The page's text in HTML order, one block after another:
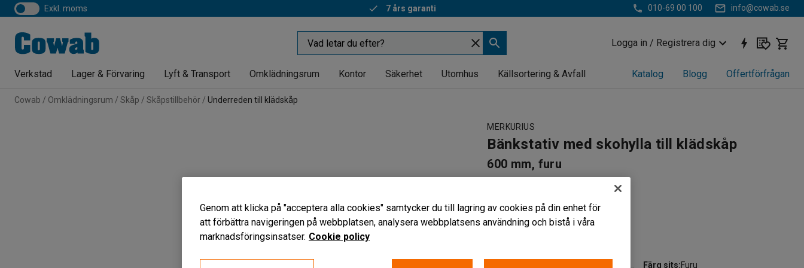
exkl. moms 7 års garanti 010-69 00 100 info@cowab.se
Logga in / Registrera dig
Verkstad Lager & Förvaring Lyft & Transport Omklädningsrum Kontor Säkerhet Utomhus Källsortering & Avfall Katalog Blogg Offertförfrågan
Cowab Omklädningsrum Skåp Skåpstillbehör Underreden till klädskåp
MERKURIUS
Bänkstativ med skohylla till klädskåp
600 mm, furu
För klädskåp och småfackskåp
Med skohylla
Bredd (mm)
Färg sits:Furu
Genom att klicka på "acceptera alla cookies" samtycker du till lagring av cookies på din enhet för
att förbättra navigeringen på webbplatsen, analysera webbplatsens användning och bistå i våra
marknadsföringsinsatser. Cookie policy